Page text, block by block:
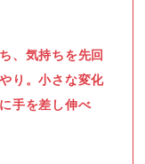
、気持ちを先回
り。小さな変化
手を差し伸べ